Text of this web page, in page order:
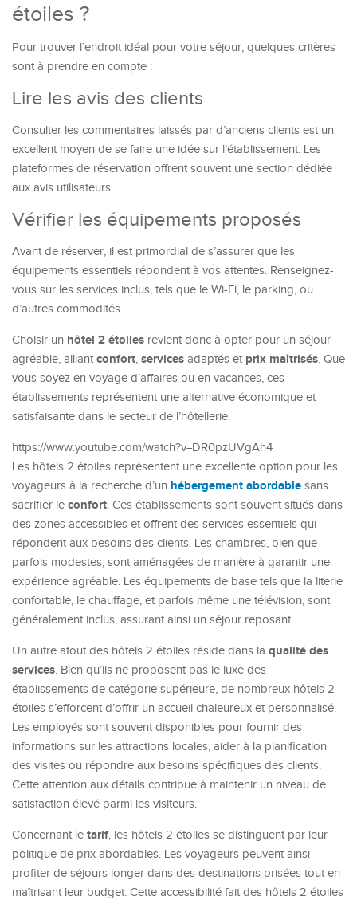
étoiles ?
Pour trouver l’endroit idéal pour votre séjour, quelques critères
sont à prendre en compte :
Lire les avis des clients
Consulter les commentaires laissés par d’anciens clients est un
excellent moyen de se faire une idée sur l’établissement. Les
plateformes de réservation offrent souvent une section dédiée
aux avis utilisateurs.
Vérifier les équipements proposés
Avant de réserver, il est primordial de s’assurer que les
équipements essentiels répondent à vos attentes. Renseignez-
vous sur les services inclus, tels que le Wi-Fi, le parking, ou
d’autres commodités.
Choisir un hôtel 2 étoiles revient donc à opter pour un séjour
agréable, alliant confort, services adaptés et prix maîtrisés. Que
vous soyez en voyage d’affaires ou en vacances, ces
établissements représentent une alternative économique et
satisfaisante dans le secteur de l’hôtellerie.
https://www.youtube.com/watch?v=DR0pzUVgAh4
Les hôtels 2 étoiles représentent une excellente option pour les
voyageurs à la recherche d’un hébergement abordable sans
sacrifier le confort. Ces établissements sont souvent situés dans
des zones accessibles et offrent des services essentiels qui
répondent aux besoins des clients. Les chambres, bien que
parfois modestes, sont aménagées de manière à garantir une
expérience agréable. Les équipements de base tels que la literie
confortable, le chauffage, et parfois même une télévision, sont
généralement inclus, assurant ainsi un séjour reposant.
Un autre atout des hôtels 2 étoiles réside dans la qualité des
services. Bien qu’ils ne proposent pas le luxe des
établissements de catégorie supérieure, de nombreux hôtels 2
étoiles s’efforcent d’offrir un accueil chaleureux et personnalisé.
Les employés sont souvent disponibles pour fournir des
informations sur les attractions locales, aider à la planification
des visites ou répondre aux besoins spécifiques des clients.
Cette attention aux détails contribue à maintenir un niveau de
satisfaction élevé parmi les visiteurs.
Concernant le tarif, les hôtels 2 étoiles se distinguent par leur
politique de prix abordables. Les voyageurs peuvent ainsi
profiter de séjours longer dans des destinations prisées tout en
maîtrisant leur budget. Cette accessibilité fait des hôtels 2 étoiles